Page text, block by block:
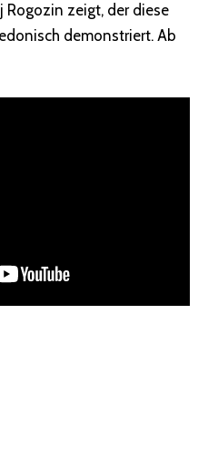
zeigt, der diese
demonstriert. Ab